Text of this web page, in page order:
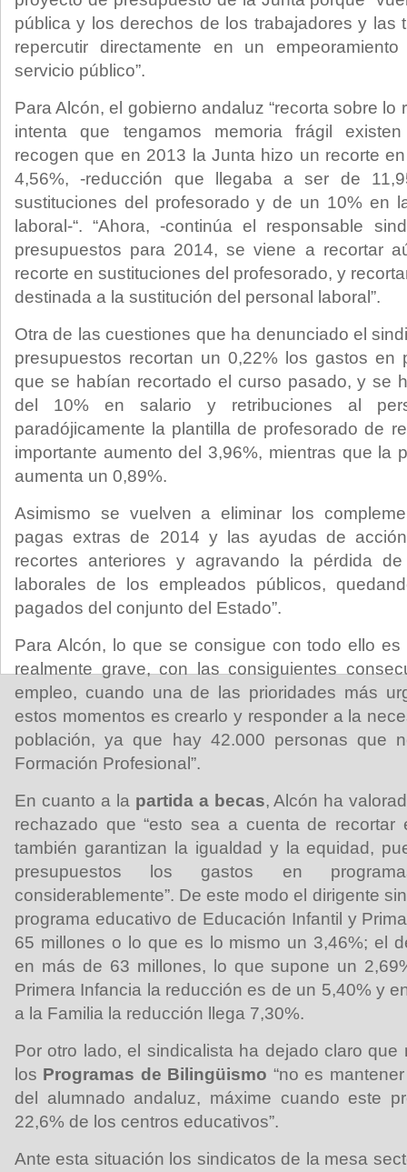
pública y los derechos de los trabajadores y las
repercutir directamente en un
servicio público”.
Para Alcón, el gobierno andaluz “recorta sobre
intenta que tengamos memoria frágil
recogen que en 2013 la Junta hizo un recorte
4,56%, -reducción que llegaba a ser de
sustituciones del profesorado y de un 10% en
laboral-“. “Ahora, -continúa el responsable
presupuestos para 2014, se viene a recortar
recorte en sustituciones del profesorado, y
destinada a la sustitución del personal laboral”.
Otra de las cuestiones que ha denunciado el
presupuestos recortan un 0,22% los gastos en
que se habían recortado el curso pasado, y se
del 10% en salario y retribuciones al
paradójicamente la plantilla de profesorado de
importante aumento del 3,96%, mientras que la
aumenta un 0,89%.
Asimismo se vuelven a eliminar los
pagas extras de 2014 y las ayudas de
recortes anteriores y agravando la pérdida
laborales de los empleados públicos,
pagados del conjunto del Estado”.
Para Alcón, lo que se consigue con todo ello es
realmente grave, con las consiguientes
empleo, cuando una de las prioridades más
estos momentos es crearlo y responder a la
población, ya que hay 42.000 personas que
Formación Profesional”.
En cuanto a la partida a becas, Alcón ha
rechazado que “esto sea a cuenta de recortar
también garantizan la igualdad y la equidad,
presupuestos los gastos en
considerablemente”. De este modo el dirigente
programa educativo de Educación Infantil y
65 millones o lo que es lo mismo un 3,46%; el
en más de 63 millones, lo que supone un
Primera Infancia la reducción es de un 5,40% y
a la Familia la reducción llega 7,30%.
Por otro lado, el sindicalista ha dejado claro que
los Programas de Bilingüismo “no es
del alumnado andaluz, máxime cuando este
22,6% de los centros educativos”.
Ante esta situación los sindicatos de la mesa